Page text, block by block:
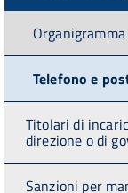
Organigramma
Telefono e
Titolari di
direzione o di
Sanzioni per